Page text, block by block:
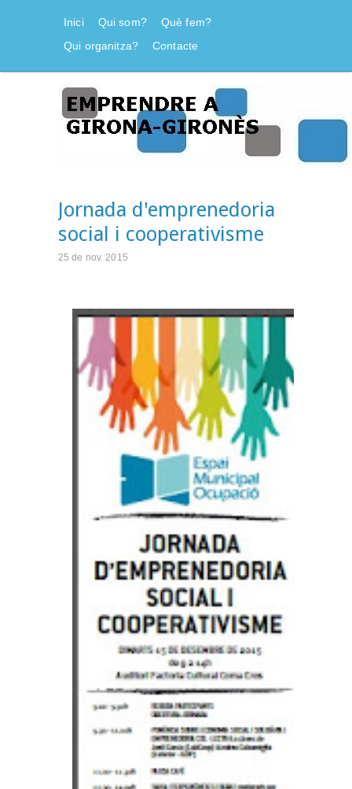
Inici Qui som?
Què fem?
Qui organitza?
Contacte
Jornada d'emprenedoria
social i cooperativisme
25 de nov. 2015